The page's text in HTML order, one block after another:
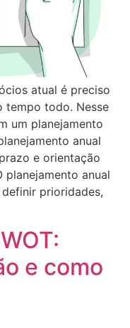
atual é preciso
tempo todo. Nesse
um planejamento
anual
e orientação
anual
prioridades,
e como